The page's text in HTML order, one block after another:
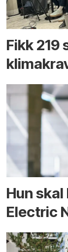
Fikk 219
Hun
Electric